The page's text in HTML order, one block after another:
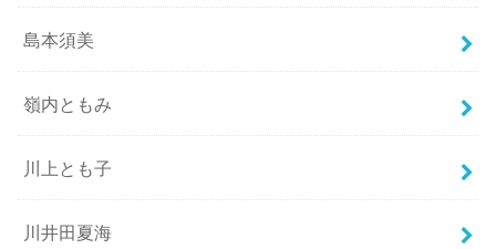
島本須美
嶺内ともみ
川上とも子
川井田夏海